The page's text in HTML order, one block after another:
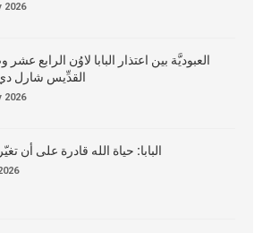
2026
العبوديَّة بين اعتذار البابا لاوُن الرابع
القدِّيس شارل
2026
البابا: حياة الله قادرة على أن